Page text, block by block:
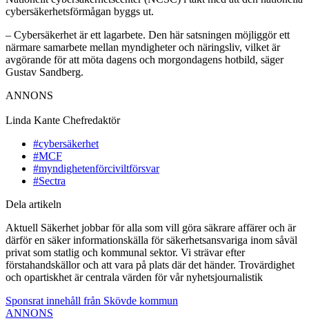
cybersäkerhetsförmågan byggs ut.
– Cybersäkerhet är ett lagarbete. Den här satsningen möjliggör ett
närmare samarbete mellan myndigheter och näringsliv, vilket är
avgörande för att möta dagens och morgondagens hotbild, säger
Gustav Sandberg.
ANNONS
Linda Kante Chefredaktör
#cybersäkerhet
#MCF
#myndighetenförciviltförsvar
#Sectra
Dela artikeln
Aktuell Säkerhet jobbar för alla som vill göra säkrare affärer och är
därför en säker informationskälla för säkerhetsansvariga inom såväl
privat som statlig och kommunal sektor. Vi strävar efter
förstahandskällor och att vara på plats där det händer. Trovärdighet
och opartiskhet är centrala värden för vår nyhetsjournalistik
Sponsrat innehåll från Skövde kommun
ANNONS